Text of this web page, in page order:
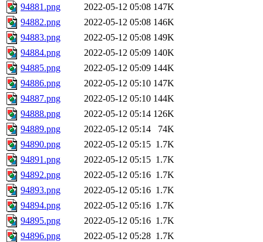
94881.png
2022-05-12 05:08 147K
94882.png
2022-05-12 05:08 146K
94883.png
2022-05-12 05:08 149K
94884.png
2022-05-12 05:09 140K
94885.png
2022-05-12 05:09 144K
94886.png
2022-05-12 05:10 147K
94887.png
2022-05-12 05:10 144K
94888.png
2022-05-12 05:14 126K
94889.png
2022-05-12 05:14
74K
94890.png
2022-05-12 05:15 1.7K
94891.png
2022-05-12 05:15 1.7K
94892.png
2022-05-12 05:16 1.7K
94893.png
2022-05-12 05:16 1.7K
94894.png
2022-05-12 05:16 1.7K
94895.png
2022-05-12 05:16 1.7K
94896.png
2022-05-12 05:28 1.7K